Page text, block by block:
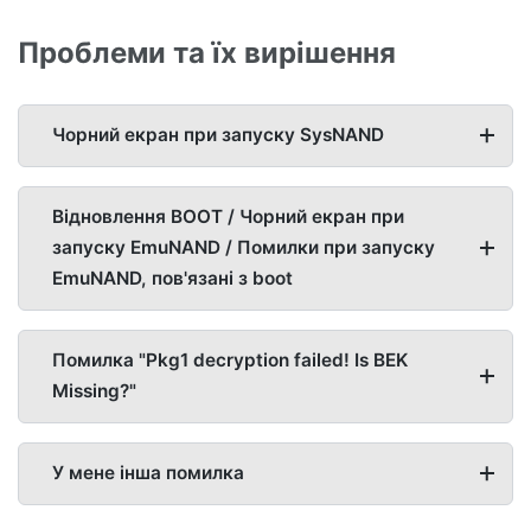
Проблеми та їх вирішення
Чорний екран при запуску SysNAND
Відновлення BOOT / Чорний екран при
запуску EmuNAND / Помилки при запуску
EmuNAND, пов'язані з boot
Помилка "Pkg1 decryption failed! Is BEK
Missing?"
У мене інша помилка